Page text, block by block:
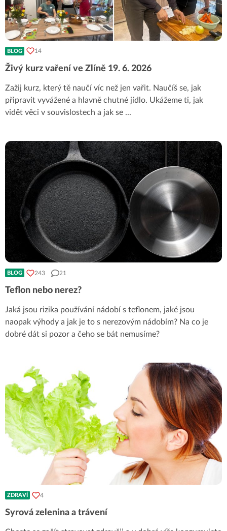
BLOG 14
Živý kurz vaření ve Zlíně 19. 6. 2026
Zažij kurz, který tě naučí víc než jen vařit. Naučíš se, jak
připravit vyvážené a hlavně chutné jídlo. Ukážeme ti, jak
vidět věci v souvislostech a jak se ...
BLOG 243 21
Teflon nebo nerez?
Jaká jsou rizika používání nádobí s teflonem, jaké jsou
naopak výhody a jak je to s nerezovým nádobím? Na co je
dobré dát si pozor a čeho se bát nemusíme?
ZDRAVÍ 4
Syrová zelenina a trávení